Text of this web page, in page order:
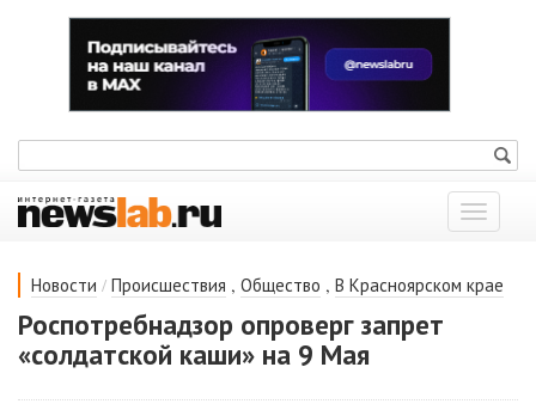
Показать
меню
Новости / Происшествия , Общество , В Красноярском крае
Роспотребнадзор опроверг запрет
«солдатской каши» на 9 Мая